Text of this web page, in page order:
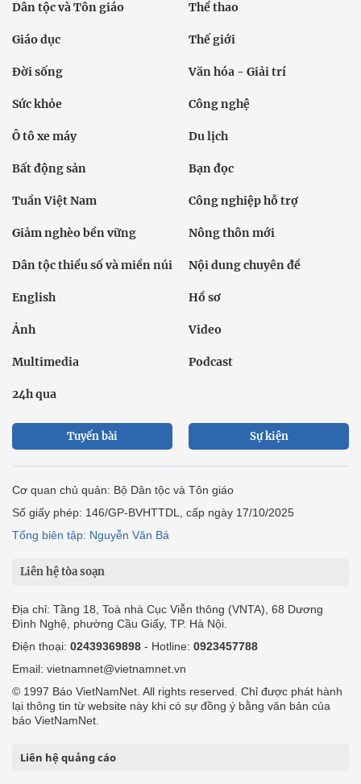
Dân tộc và Tôn giáo Thể thao
Giáo dục Thế giới
Đời sống Văn hóa - Giải trí
Sức khỏe Công nghệ
Ô tô xe máy Du lịch
Bất động sản Bạn đọc
Tuần Việt Nam Công nghiệp hỗ trợ
Giảm nghèo bền vững Nông thôn mới
Dân tộc thiểu số và miền núi Nội dung chuyên đề
English Hồ sơ
Ảnh Video
Multimedia Podcast
24h qua
Tuyến bài Sự kiện
Cơ quan chủ quản: Bộ Dân tộc và Tôn giáo
Số giấy phép: 146/GP-BVHTTDL, cấp ngày 17/10/2025
Tổng biên tập: Nguyễn Văn Bá
Liên hệ tòa soạn
Địa chỉ: Tầng 18, Toà nhà Cục Viễn thông (VNTA), 68 Dương
Đình Nghệ, phường Cầu Giấy, TP. Hà Nội.
Điện thoại: 02439369898 - Hotline: 0923457788
Email: vietnamnet@vietnamnet.vn
© 1997 Báo VietNamNet. All rights reserved. Chỉ được phát hành
lại thông tin từ website này khi có sự đồng ý bằng văn bản của
báo VietNamNet.
Liên hệ quảng cáo